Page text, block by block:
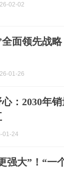
02-02
面领先战
01-26
：2030年
01-24
强大”！“一